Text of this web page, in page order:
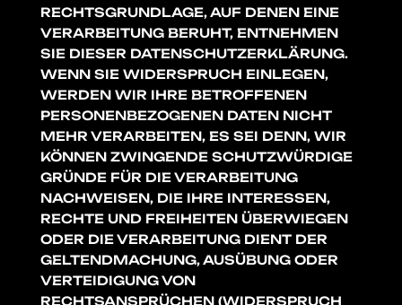
RECHTSGRUNDLAGE, AUF DENEN EINE
VERARBEITUNG BERUHT, ENTNEHMEN
SIE DIESER DATENSCHUTZERKLÄRUNG.
WENN SIE WIDERSPRUCH EINLEGEN,
WERDEN WIR IHRE BETROFFENEN
PERSONENBEZOGENEN DATEN NICHT
MEHR VERARBEITEN, ES SEI DENN, WIR
KÖNNEN ZWINGENDE SCHUTZWÜRDIGE
GRÜNDE FÜR DIE VERARBEITUNG
NACHWEISEN, DIE IHRE INTERESSEN,
RECHTE UND FREIHEITEN ÜBERWIEGEN
ODER DIE VERARBEITUNG DIENT DER
GELTENDMACHUNG, AUSÜBUNG ODER
VERTEIDIGUNG VON
RECHTSANSPRÜCHEN (WIDERSPRUCH